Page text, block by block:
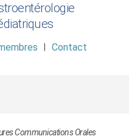
Contact
Communications Orales